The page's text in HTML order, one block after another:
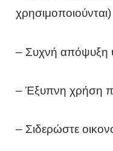
χρησιμοποιούνται)
– Συχνή απόψυξη
– Έξυπνη χρήση
– Σιδερώστε